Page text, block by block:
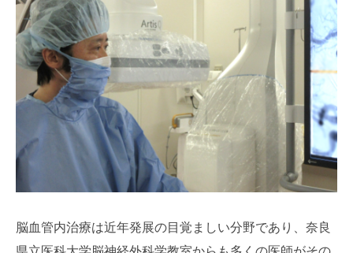
脳血管内治療は近年発展の目覚ましい分野であり、奈良